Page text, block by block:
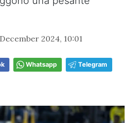
2024, 10:01
Whatsapp Telegram